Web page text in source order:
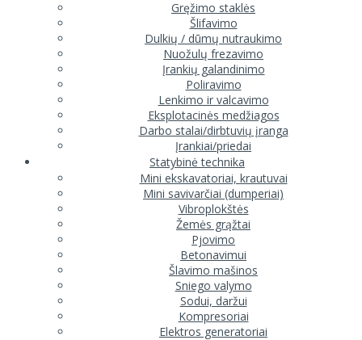
Gręžimo staklės
Šlifavimo
Dulkių / dūmų nutraukimo
Nuožulų frezavimo
Įrankių galandinimo
Poliravimo
Lenkimo ir valcavimo
Eksplotacinės medžiagos
Darbo stalai/dirbtuvių įranga
Įrankiai/priedai
Statybinė technika
Mini ekskavatoriai, krautuvai
Mini savivarčiai (dumperiai)
Vibroplokštės
Žemės grąžtai
Pjovimo
Betonavimui
Šlavimo mašinos
Sniego valymo
Sodui, daržui
Kompresoriai
Elektros generatoriai